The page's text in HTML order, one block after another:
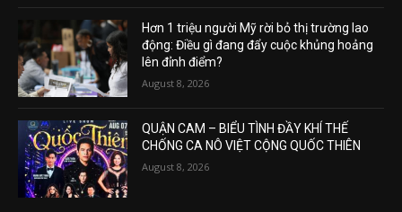
Hơn 1 triệu người Mỹ rời bỏ thị trường lao
động: Điều gì đang đẩy cuộc khủng hoảng
lên đỉnh điểm?
August 8, 2026
QUẬN CAM – BIỂU TÌNH ĐẦY KHÍ THẾ
CHỐNG CA NÔ VIỆT CỘNG QUỐC THIÊN
August 8, 2026